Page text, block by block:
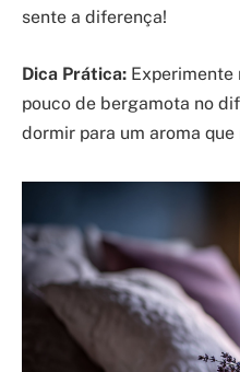
sente a diferença!
Dica Prática: Experimente
pouco de bergamota no
dormir para um aroma